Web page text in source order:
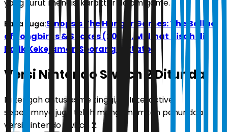
yang turut mengisi karakter dalam game.
Baca Juga:Sinopsis The Hunger Games: The Ballad
of Songbirds & Snakes (2023), Melihat Kisah di
Balik Kekejaman Seorang Diktator
Versi Nintendo Switch 2 Ditunda
Di tengah antusiasme tinggi, IO Interactive
sebelumnya juga telah mengumumkan penundaan
versi Nintendo Switch 2.